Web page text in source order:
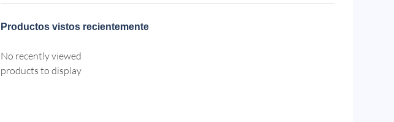
Productos vistos recientemente
No recently viewed
products to display